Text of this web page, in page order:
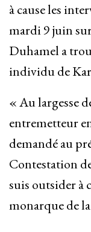
à cause les
mardi 9 juin
Duhamel a
individu de
« Au largesse
entremetteur
demandé au
Contestation
suis outsider à
monarque de